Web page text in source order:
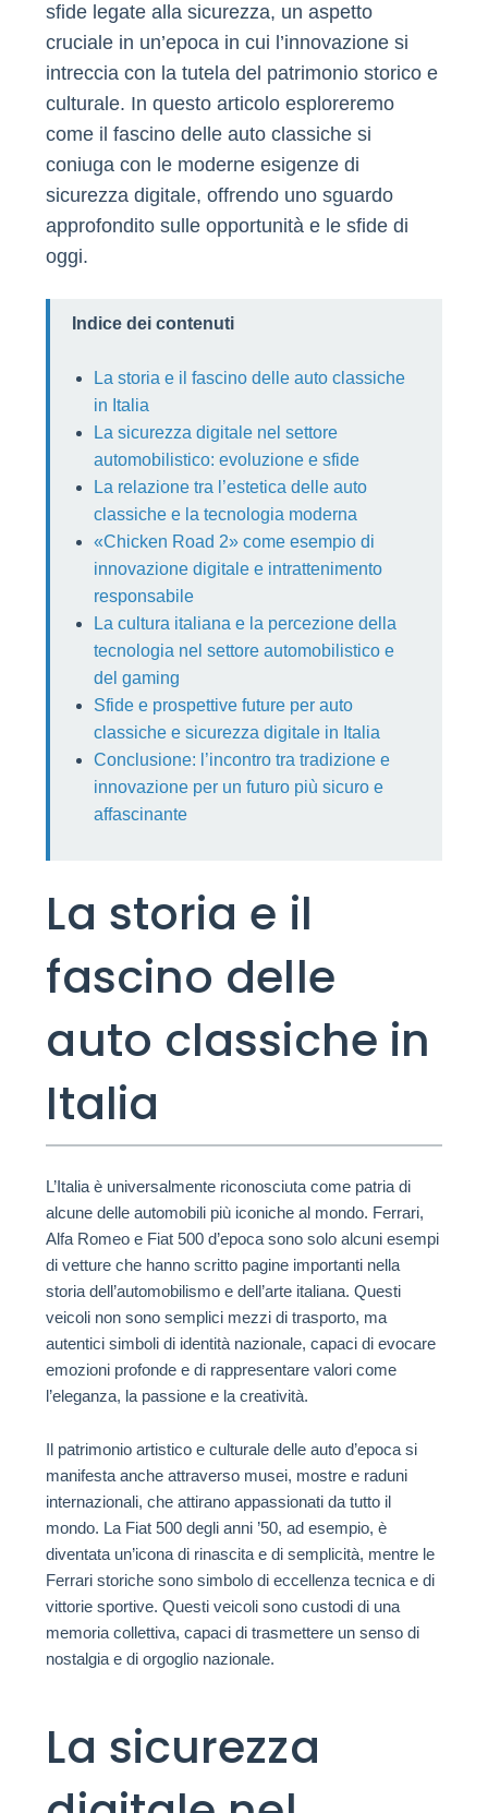
sfide legate alla sicurezza, un aspetto
cruciale in un’epoca in cui l’innovazione si
intreccia con la tutela del patrimonio storico e
culturale. In questo articolo esploreremo
come il fascino delle auto classiche si
coniuga con le moderne esigenze di
sicurezza digitale, offrendo uno sguardo
approfondito sulle opportunità e le sfide di
oggi.
Indice dei contenuti
La storia e il fascino delle auto classiche
in Italia
La sicurezza digitale nel settore
automobilistico: evoluzione e sfide
La relazione tra l’estetica delle auto
classiche e la tecnologia moderna
«Chicken Road 2» come esempio di
innovazione digitale e intrattenimento
responsabile
La cultura italiana e la percezione della
tecnologia nel settore automobilistico e
del gaming
Sfide e prospettive future per auto
classiche e sicurezza digitale in Italia
Conclusione: l’incontro tra tradizione e
innovazione per un futuro più sicuro e
affascinante
La storia e il
fascino delle
auto classiche in
Italia
L’Italia è universalmente riconosciuta come patria di
alcune delle automobili più iconiche al mondo. Ferrari,
Alfa Romeo e Fiat 500 d’epoca sono solo alcuni esempi
di vetture che hanno scritto pagine importanti nella
storia dell’automobilismo e dell’arte italiana. Questi
veicoli non sono semplici mezzi di trasporto, ma
autentici simboli di identità nazionale, capaci di evocare
emozioni profonde e di rappresentare valori come
l’eleganza, la passione e la creatività.
Il patrimonio artistico e culturale delle auto d’epoca si
manifesta anche attraverso musei, mostre e raduni
internazionali, che attirano appassionati da tutto il
mondo. La Fiat 500 degli anni ’50, ad esempio, è
diventata un’icona di rinascita e di semplicità, mentre le
Ferrari storiche sono simbolo di eccellenza tecnica e di
vittorie sportive. Questi veicoli sono custodi di una
memoria collettiva, capaci di trasmettere un senso di
nostalgia e di orgoglio nazionale.
La sicurezza